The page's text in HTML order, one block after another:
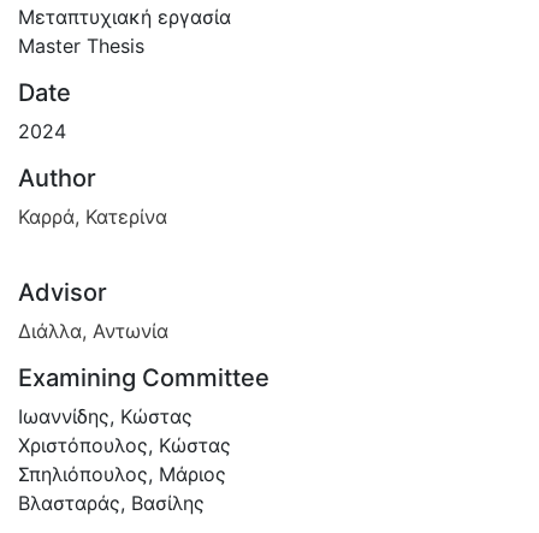
Μεταπτυχιακή εργασία
Master Thesis
Date
2024
Author
Καρρά, Κατερίνα
Advisor
Διάλλα, Αντωνία
Examining Committee
Ιωαννίδης, Κώστας
Χριστόπουλος, Κώστας
Σπηλιόπουλος, Μάριος
Βλασταράς, Βασίλης